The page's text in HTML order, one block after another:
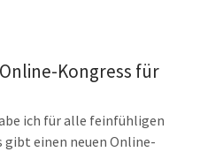
Kongress für
ich für alle feinfühligen
gibt einen neuen Online-